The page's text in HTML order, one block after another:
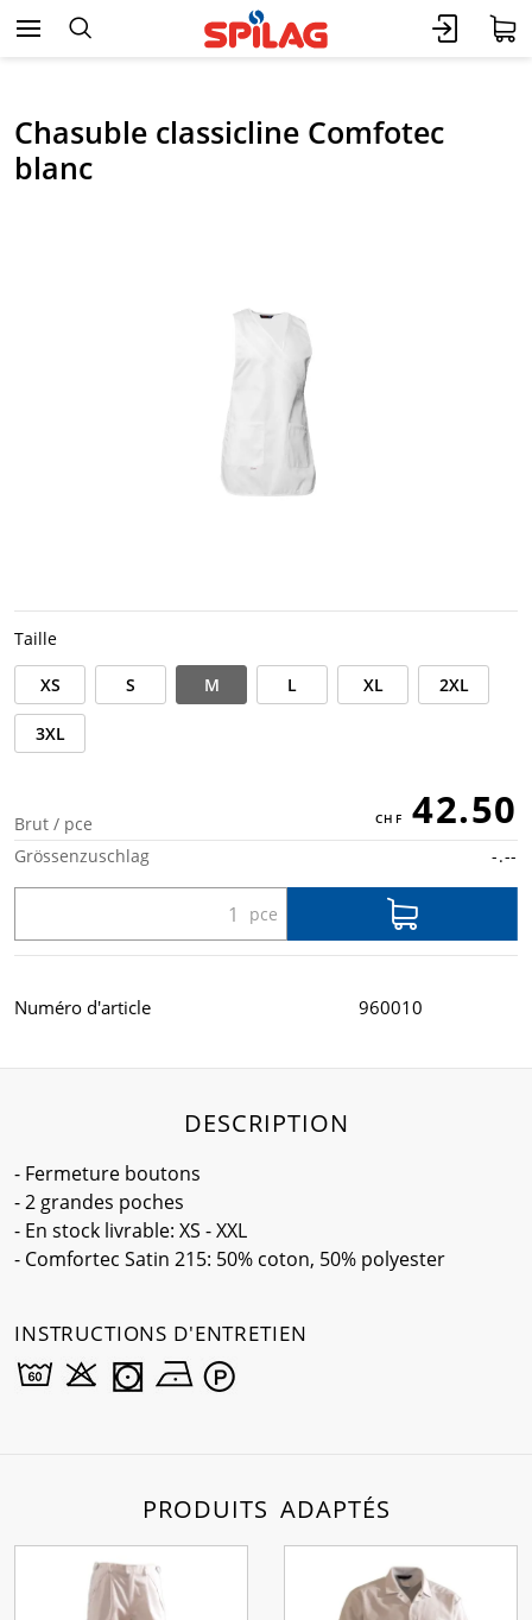
Chasuble classicline Comfotec
blanc
Taille
XS S M L XL 2XL
3XL
Brut / pce 42.50
Grössenzuschlag -.--
Numéro d'article 960010
DESCRIPTION
- Fermeture boutons
- 2 grandes poches
- En stock livrable: XS - XXL
- Comfortec Satin 215: 50% coton, 50% polyester
INSTRUCTIONS D'ENTRETIEN
PRODUITS ADAPTÉS